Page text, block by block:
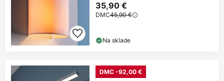
35,90 €
DMC45,90 €
Na sklade
DMC -92,00 €